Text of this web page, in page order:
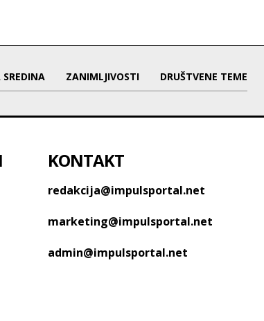
ZANIMLJIVOSTI DRUŠTVENE TEME
KONTAKT
redakcija@impulsportal.net
marketing@impulsportal.net
admin@impulsportal.net